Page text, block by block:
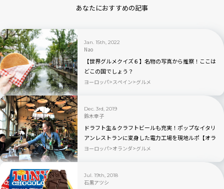
あなたにおすすめの記事
Jan. 15th, 2022
Nao
【世界グルメクイズ６】名物の写真から推察！ここは
どこの国でしょう？
ヨーロッパ スペイン グルメ
Dec. 3rd, 2019
鈴木幸子
ドラフト生＆クラフトビールも充実！ポップなイタリ
アンレストランに変身した電力工場を現地ルポ【オラ
ンダ・ゴーダ】
ヨーロッパ オランダ グルメ
Jul. 19th, 2018
石黒アツシ